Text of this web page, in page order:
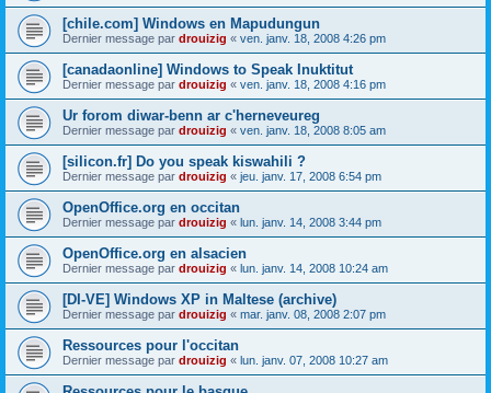
[chile.com] Windows en Mapudungun
Dernier message par drouizig « ven. janv. 18, 2008 4:26 pm
[canadaonline] Windows to Speak Inuktitut
Dernier message par drouizig « ven. janv. 18, 2008 4:16 pm
Ur forom diwar-benn ar c'herneveureg
Dernier message par drouizig « ven. janv. 18, 2008 8:05 am
[silicon.fr] Do you speak kiswahili ?
Dernier message par drouizig « jeu. janv. 17, 2008 6:54 pm
OpenOffice.org en occitan
Dernier message par drouizig « lun. janv. 14, 2008 3:44 pm
OpenOffice.org en alsacien
Dernier message par drouizig « lun. janv. 14, 2008 10:24 am
[DI-VE] Windows XP in Maltese (archive)
Dernier message par drouizig « mar. janv. 08, 2008 2:07 pm
Ressources pour l'occitan
Dernier message par drouizig « lun. janv. 07, 2008 10:27 am